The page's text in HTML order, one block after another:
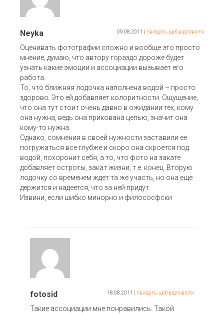
Neyka 09.08.2011 Увійдіть, щоб відповісти
Оценивать фотографии сложно и вообще это просто
мнение, думаю, что автору гораздо дороже будет
узнать какие эмоции и ассоциации вызывает его
работа.
То, что ближняя лодочка наполнена водой – просто
здорово. Это ей добавляет колоритности. Ощущение,
что она тут стоит очень давно в ожидании тех, кому
она нужна, ведь она прикована цепью, значит она
кому-то нужна.
Однако, сомнения в своей нужности заставили ее
погружаться все глубже и скоро она скроется под
водой, похоронит себя, а то, что фото на закате
добавляет остроты, закат жизни, т.е. конец. Вторую
лодочку со временем ждет та же участь, но она еще
держится и надеется, что за ней придут.
Извини, если шибко минорно и филососфски
fotosid 18.08.2011 Увійдіть, щоб відповісти
Такие ассоциации мне понравились. Такой